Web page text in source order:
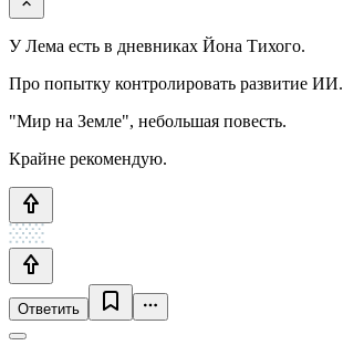
У Лема есть в дневниках Йона Тихого.
Про попытку контролировать развитие ИИ.
"Мир на Земле", небольшая повесть.
Крайне рекомендую.
Ответить